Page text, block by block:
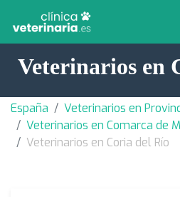
Veterinarios en
España
Veterinarios en
Veterinarios en Comarca de
Veterinarios en Coria del Río